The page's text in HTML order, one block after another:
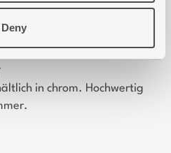
Deny
in chrom. Hochwertig